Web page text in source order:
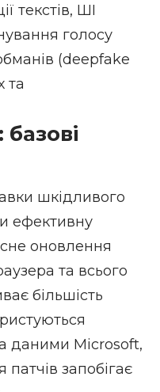
текстів, ШІ
голосу
(deepfake
та
шкідливого
ефективну
оновлення
та всього
більшість
даними Microsoft,
запобігає